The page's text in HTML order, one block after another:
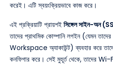
করেই। এটি স্বয়ংক্রিয়ভাবে কাজ করে।
এই প্রক্রিয়াটি প্রায়শই সিঙ্গেল সাইন-অন
তাদের প্রাথমিক কোম্পানি লগইন (যেমন
Workspace অ্যাকাউন্ট) ব্যবহার করে তাদের
কনফিগার করে। সেই মুহূর্ত থেকে, তাদের Wi-